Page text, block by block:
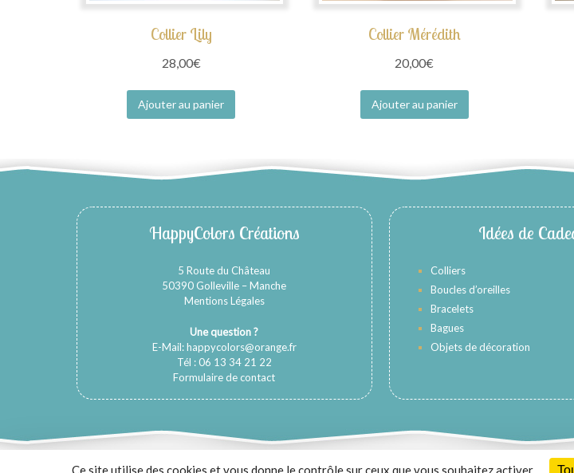
Collier Lily
28,00€
Ajouter au panier
Collier Mérédith
20,00€
Ajouter au panier
HappyColors Créations
5 Route du Château
50390 Golleville – Manche
Mentions Légales
Une question ?
E-Mail:happycolors@orange.fr
Tél : 06 13 34 21 22
Formulaire de contact
Idées de
Colliers
Boucles d’oreilles
Bracelets
Bagues
Objets de décoration
Copyright © 2026 -HappyColors Créations
Ce site utilise des cookies et vous donne le contrôle sur ceux que vous souhaitez activer